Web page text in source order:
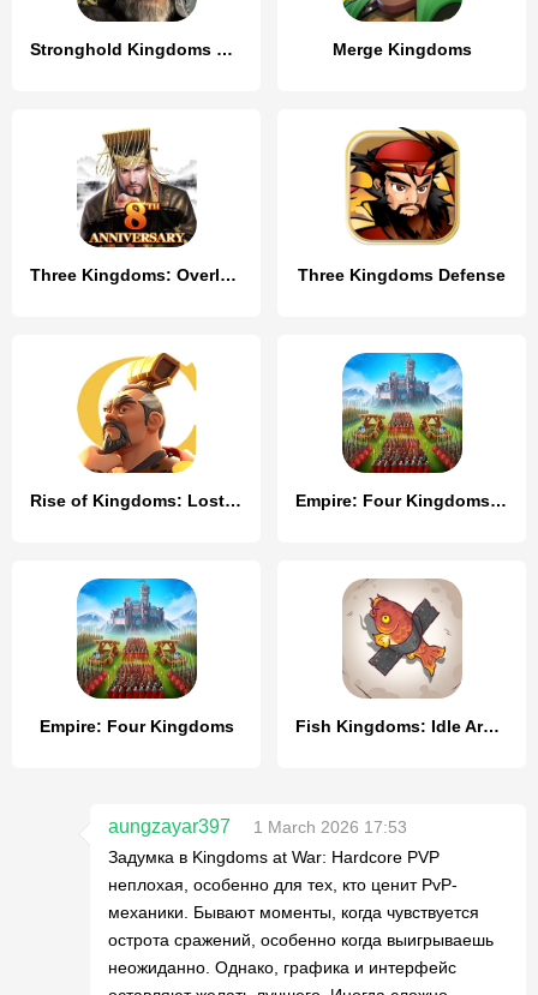
Stronghold Kingdoms Castle Sim Merge Kingdoms
Three Kingdoms: Overlord Three Kingdoms Defense
Rise of Kingdoms: Lost Crusade Empire: Four Kingdoms (PL)
Empire: Four Kingdoms Fish Kingdoms: Idle Arena
aungzayar397
1 March 2026 17:53
Задумка в Kingdoms at War: Hardcore PVP
неплохая, особенно для тех, кто ценит PvP-
механики. Бывают моменты, когда чувствуется
острота сражений, особенно когда выигрываешь
неожиданно. Однако, графика и интерфейс